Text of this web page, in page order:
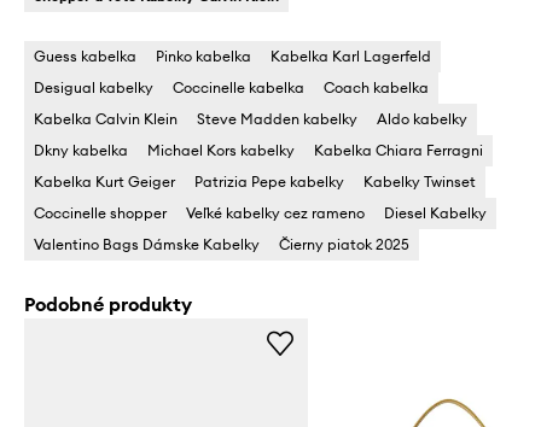
Guess kabelka Pinko kabelka
Kabelka Karl Lagerfeld
Desigual kabelky
Coccinelle kabelka
Coach kabelka
Kabelka Calvin Klein
Steve Madden kabelky
Aldo kabelky
Dkny kabelka
Michael Kors kabelky
Kabelka Chiara Ferragni
Kabelka Kurt Geiger
Patrizia Pepe kabelky
Kabelky Twinset
Coccinelle shopper
Veľké kabelky cez rameno
Diesel Kabelky
Valentino Bags Dámske Kabelky
Čierny piatok 2025
Podobné produkty